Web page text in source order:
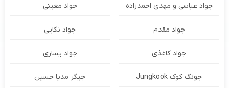
جواد عباسی و مهدی احمدزاده جواد معینی
جواد مقدم جواد نکایی
جواد کاغذی جواد یساری
جونگ کوک Jungkook جیگر مدیا حسین